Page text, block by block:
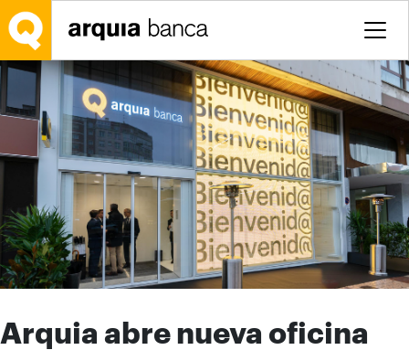
Saltar al contenido principal
Arquia abre nueva oficina